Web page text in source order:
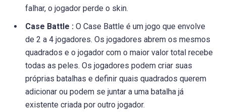
falhar, o jogador perde o skin.
Case Battle : O Case Battle é um jogo que envolve
de 2 a 4 jogadores. Os jogadores abrem os mesmos
quadrados e o jogador com o maior valor total recebe
todas as peles. Os jogadores podem criar suas
próprias batalhas e definir quais quadrados querem
adicionar ou podem se juntar a uma batalha já
existente criada por outro jogador.